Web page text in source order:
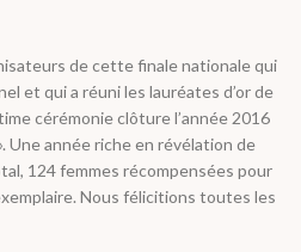
de cette finale nationale qui
et qui a réuni les lauréates d’or de
cérémonie clôture l’année 2016
Une année riche en révélation de
124 femmes récompensées pour
Nous félicitions toutes les